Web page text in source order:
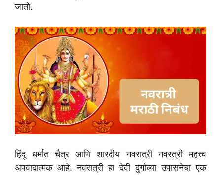
जातो.
हिंदू धर्मात चैत्र आणि शारदीय नवरात्री नवरत्री महत्त्व
अपवादात्मक आहे. नवरात्री हा देवी दुर्गाच्या उपासनेचा एक